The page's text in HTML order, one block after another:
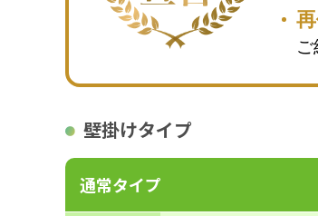
ご
壁掛けタイプ
通常タイプ